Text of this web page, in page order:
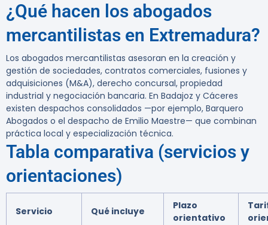
¿Qué hacen los abogados
mercantilistas en Extremadura?
Los abogados mercantilistas asesoran en la creación y
gestión de sociedades, contratos comerciales, fusiones y
adquisiciones (M&A), derecho concursal, propiedad
industrial y negociación bancaria. En Badajoz y Cáceres
existen despachos consolidados —por ejemplo, Barquero
Abogados o el despacho de Emilio Maestre— que combinan
práctica local y especialización técnica.
Tabla comparativa (servicios y
orientaciones)
Servicio Qué incluye
Plazo
orientativo